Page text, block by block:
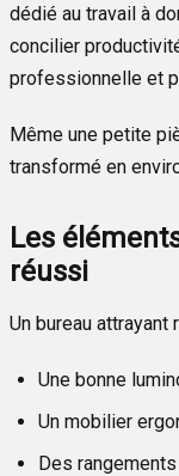
dédié au travail à
concilier
professionnelle et
Même une petite
transformé en
Les
réussi
Un bureau
Une bonne
Un mobilier
Des